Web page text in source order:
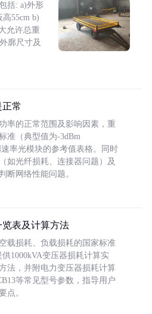
括: a)外形
高55cm b)
允许总重
廓尺寸及
常
率的正常范围及影响因素，重
准（典型值为-3dBm
率光模块的参考值表格。同时
如光纤损耗、连接器问题）及
断网络性能问题。
表及计算方法
载损耗、负载损耗的国家标准
供1000kVA变压器损耗计算实
法，并附电力变压器损耗计算
等常见型号参数，指导用户
点。